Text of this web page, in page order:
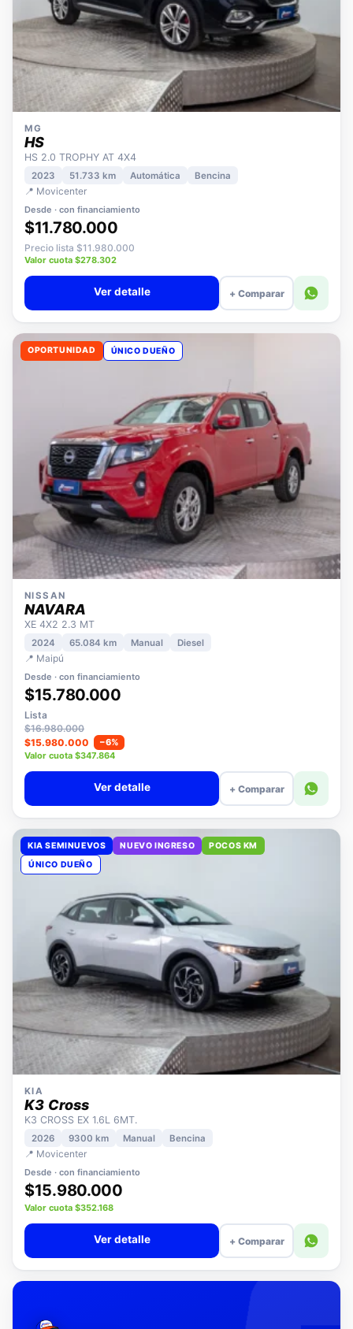
MG
HS
HS 2.0 TROPHY AT 4X4
2023 51.733 km
📍 Movicenter
Desde · con financiamiento
$11.780.000
Precio lista $11.980.000
Valor cuota $278.302
+ Comparar
OPORTUNIDAD
NISSAN
NAVARA
XE 4X2 2.3 MT
2024
📍 Maipú
Desde · con financiamiento
$15.780.000
Lista
$16.980.000
$15.980.000
−6%
Valor cuota $347.864
+ Comparar
KIA SEMINUEVOS
KIA
K3 Cross
K3 CROSS EX 1.6L 6MT.
2026 9300 km
📍 Movicenter
Desde · con financiamiento
$15.980.000
Valor cuota $352.168
+ Comparar